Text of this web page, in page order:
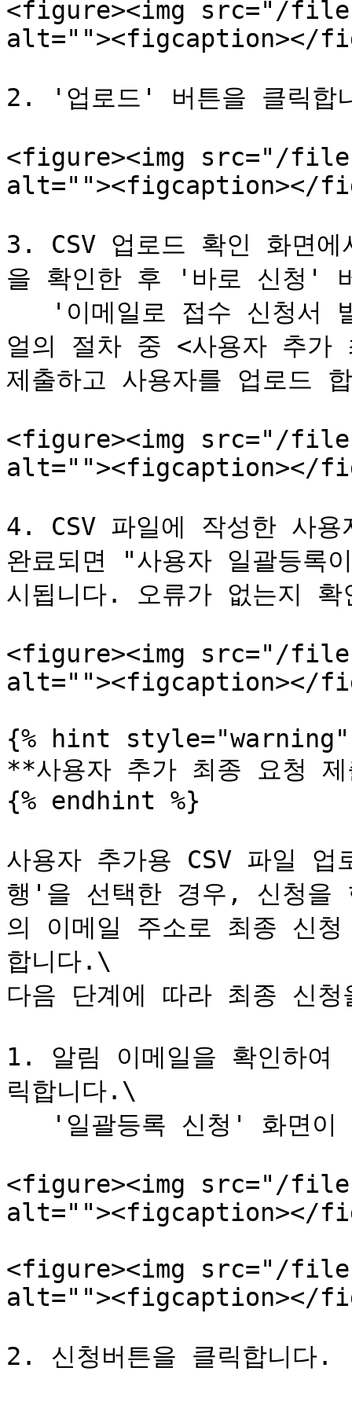
<figure><img src="/files/
alt=""><figcaption></
2. '업로드' 버튼을 클릭합
<figure><img src="/
alt=""><figcaption></
3. CSV 업로드 확인 화면
을 확인한 후 '바로 신청'
얼의 절차 중 <사용자 추가
제출하고 사용자를 업로드
<figure><img src="/files/
alt=""><figcaption></
4. CSV 파일에 작성한 사용
완료되면 "사용자 일괄등록
시됩니다. 오류가 없는지
<figure><img src="/
alt=""><figcaption></
{% hint style="warning"
**사용자 추가 최종 요청
{% endhint %}
사용자 추가용 CSV 파일
행'을 선택한 경우, 신청을
의 이메일 주소로 최종 신
합니다.\
다음 단계에 따라 최종 신
1. 알림 이메일을 확인하여
릭합니다.\
<figure><img src="/
alt=""><figcaption></
<figure><img src="/files/
alt=""><figcaption></
2. 신청버튼을 클릭합니다.